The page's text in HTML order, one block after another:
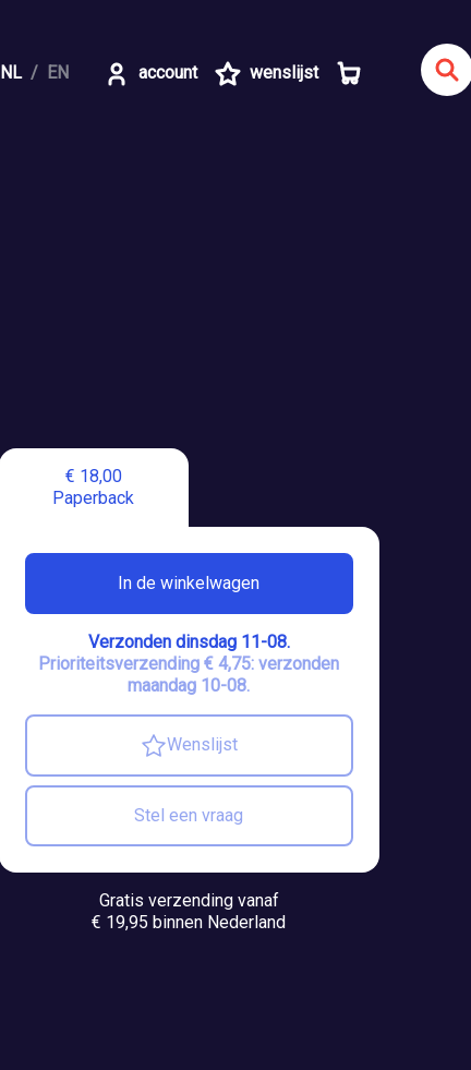
NL EN account wenslijst
€ 18,00
Paperback
In de winkelwagen
Verzonden dinsdag 11-08.
Prioriteitsverzending € 4,75: verzonden
maandag 10-08.
Wenslijst
Stel een vraag
Gratis verzending vanaf
€ 19,95 binnen Nederland